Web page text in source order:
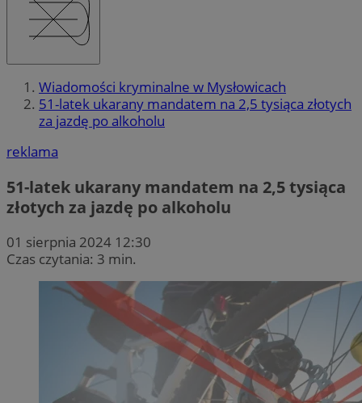
Wiadomości kryminalne w Mysłowicach
51-latek ukarany mandatem na 2,5 tysiąca złotych
za jazdę po alkoholu
reklama
51-latek ukarany mandatem na 2,5 tysiąca
złotych za jazdę po alkoholu
01 sierpnia 2024 12:30
Czas czytania: 3 min.